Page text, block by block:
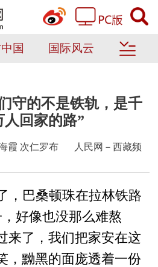
国 国际风云
守的不是铁轨，是千
人回家的路”
霞 次仁罗布
人民网－西藏频
巴桑顿珠在拉林铁路
好像也没那么难熬
来了，我们把家安在这
，黝黑的面庞透着一份